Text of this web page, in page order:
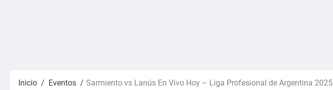
Inicio Eventos Sarmiento vs Lanús En Vivo Hoy – Liga Profesional de Argentina 2025